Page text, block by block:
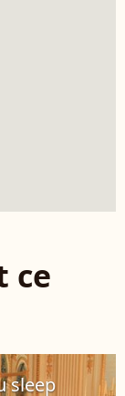
ce
sleep